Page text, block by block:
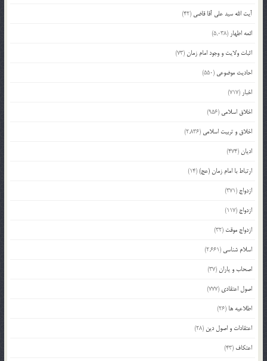
آیت الله سید علی آقا قاضی (42)
ائمه اطهار (5,038)
اثبات ولایت و وجود امام زمان(73)
احادیث موضوعی (550)
اخبار (717)
اخلاق اسلامی (956)
اخلاق و تربیت اسلامی (2,836)
ادیان(474)
ارتباط با امام زمان (عج)(14)
ازدواج (371)
ازدواج (117)
ازدواج موقت (32)
اسلام شناسی (2,661)
اصحاب و یاران(37)
اصول اعتقادی (777)
اطلاعیه ها (26)
اعتقادات و اصول دین (28)
اعتکاف (43)